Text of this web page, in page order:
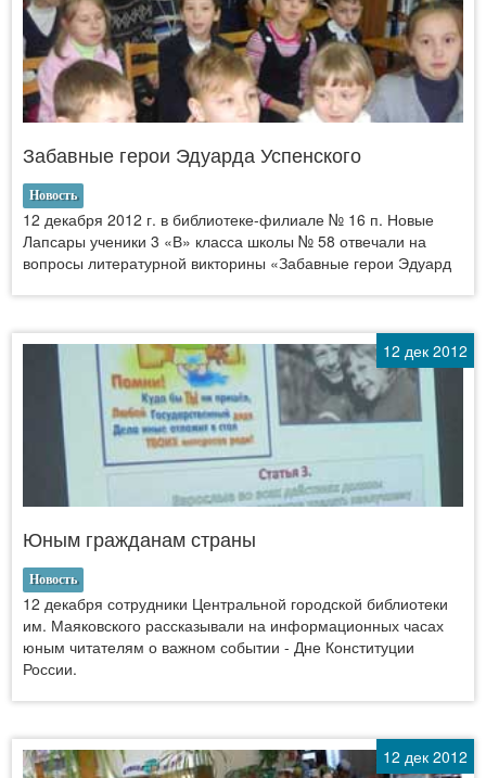
Забавные герои Эдуарда Успенского
Новость
12 декабря 2012 г. в библиотеке-филиале № 16 п. Новые
Лапсары ученики 3 «В» класса школы № 58 отвечали на
вопросы литературной викторины «Забавные герои Эдуард
12 дек 2012
Юным гражданам страны
Новость
12 декабря сотрудники Центральной городской библиотеки
им. Маяковского рассказывали на информационных часах
юным читателям о важном событии - Дне Конституции
России.
12 дек 2012